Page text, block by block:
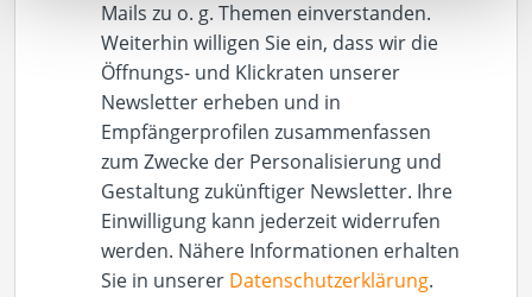
Mails zu o. g. Themen einverstanden.
Weiterhin willigen Sie ein, dass wir die
Öffnungs- und Klickraten unserer
Newsletter erheben und in
Empfängerprofilen zusammenfassen
zum Zwecke der Personalisierung und
Gestaltung zukünftiger Newsletter. Ihre
Einwilligung kann jederzeit widerrufen
werden. Nähere Informationen erhalten
Sie in unserer Datenschutzerklärung.